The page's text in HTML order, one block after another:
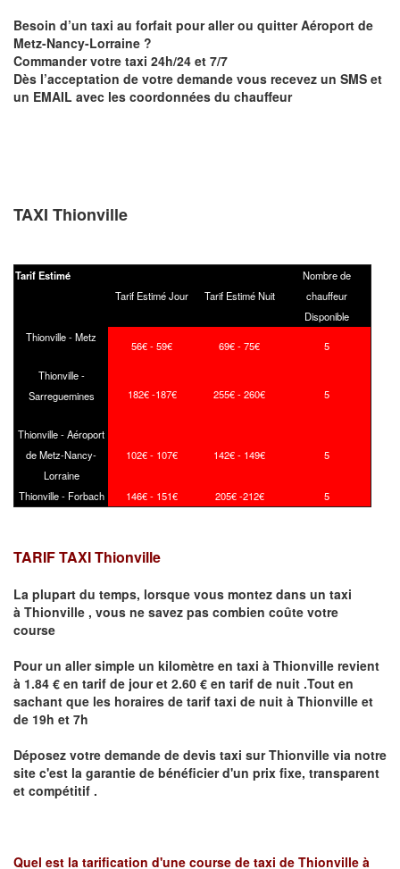
Besoin d’un taxi au forfait pour aller ou quitter Aéroport de
Metz-Nancy-Lorraine ?
Commander votre taxi 24h/24 et 7/7
Dès l’acceptation de votre demande vous recevez un SMS et
un EMAIL avec les coordonnées du chauffeur
TAXI Thionville
Tarif Estimé
Tarif Estimé Jour
Tarif Estimé Nuit
Nombre de
chauffeur
Disponible
Thionville - Metz
56€ - 59€ 69€ - 75€ 5
Thionville -
Sarreguemines
182€ -187€ 255€ - 260€ 5
Thionville - Aéroport
de Metz-Nancy-
Lorraine
102€ - 107€ 142€ - 149€ 5
Thionville - Forbach 146€ - 151€ 205€ -212€ 5
TARIF TAXI Thionville
La plupart du temps, lorsque vous montez dans un taxi
à Thionville , vous ne savez pas combien coûte votre
course
Pour un aller simple un kilomètre en taxi à Thionville revient
à 1.84 € en tarif de jour et 2.60 € en tarif de nuit .Tout en
sachant que les horaires de tarif taxi de nuit à Thionville et
de 19h et 7h
Déposez votre demande de devis taxi surThionville via notre
site c'est la garantie de bénéficier d'un prix fixe, transparent
et compétitif .
Quel est la tarification d'une course de taxi de Thionville à